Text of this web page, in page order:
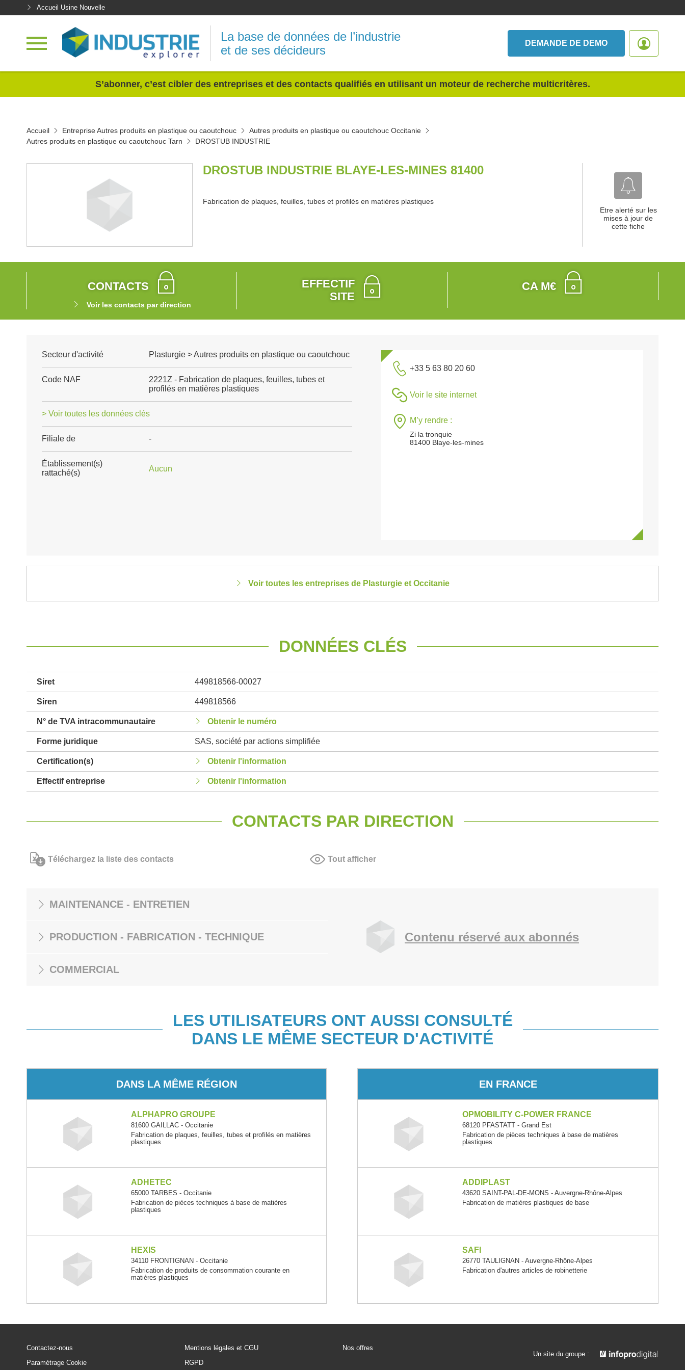
Accueil Usine Nouvelle
La base de données de l’industrie
et de ses décideurs
DEMANDE DE DEMO
S’abonner, c’est cibler des entreprises et des contacts qualifiés en utilisant un moteur de recherche multicritères.
Accueil Entreprise Autres produits en plastique ou caoutchouc
Autres produits en plastique ou caoutchouc Occitanie
Autres produits en plastique ou caoutchouc Tarn
DROSTUB INDUSTRIE
DROSTUB INDUSTRIE BLAYE-LES-MINES 81400
Fabrication de plaques, feuilles, tubes et profilés en matières plastiques
Etre alerté sur les
mises à jour de
cette fiche
CONTACTS
Voir les contacts par direction
EFFECTIF
SITE
CA M€
Secteur d'activité Plasturgie > Autres produits en plastique ou caoutchouc
Code NAF
2221Z - Fabrication de plaques, feuilles, tubes et
profilés en matières plastiques
> Voir toutes les données clés
Filiale de -
Établissement(s)
rattaché(s)
Aucun
+33 5 63 80 20 60
Voir le site internet
M’y rendre :
Zi la tronquie
81400 Blaye-les-mines
Voir toutes les entreprises de Plasturgie et Occitanie
DONNÉES CLÉS
Siret 449818566-00027
Siren 449818566
N° de TVA intracommunautaire Obtenir le numéro
Forme juridique SAS, société par actions simplifiée
Certification(s) Obtenir l'information
Effectif entreprise Obtenir l'information
CONTACTS PAR DIRECTION
Téléchargez la liste des contacts Tout afficher
MAINTENANCE - ENTRETIEN
PRODUCTION - FABRICATION - TECHNIQUE
COMMERCIAL
Contenu réservé aux abonnés
LES UTILISATEURS ONT AUSSI CONSULTÉ
DANS LE MÊME SECTEUR D'ACTIVITÉ
DANS LA MÊME RÉGION
ALPHAPRO GROUPE
81600 GAILLAC - Occitanie
Fabrication de plaques, feuilles, tubes et profilés en matières
plastiques
ADHETEC
65000 TARBES - Occitanie
Fabrication de pièces techniques à base de matières
plastiques
HEXIS
34110 FRONTIGNAN - Occitanie
Fabrication de produits de consommation courante en
matières plastiques
EN FRANCE
OPMOBILITY C-POWER FRANCE
68120 PFASTATT - Grand Est
Fabrication de pièces techniques à base de matières
plastiques
ADDIPLAST
43620 SAINT-PAL-DE-MONS - Auvergne-Rhône-Alpes
Fabrication de matières plastiques de base
SAFI
26770 TAULIGNAN - Auvergne-Rhône-Alpes
Fabrication d'autres articles de robinetterie
Contactez-nous
Paramétrage Cookie
Mentions légales et CGU
RGPD
Nos offres
Un site du groupe :